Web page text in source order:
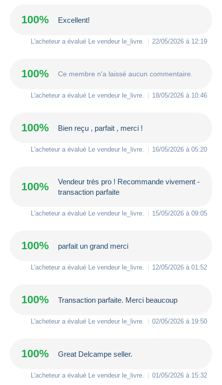
100% Excellent!
L'acheteur a évalué Le vendeur le_livre. 22/05/2026 à 12:19
100% Ce membre n'a laissé aucun commentaire.
L'acheteur a évalué Le vendeur le_livre. 18/05/2026 à 10:46
100% Bien reçu , parfait , merci !
L'acheteur a évalué Le vendeur le_livre. 16/05/2026 à 05:20
100%
Vendeur très pro ! Recommande vivement -
transaction parfaite
L'acheteur a évalué Le vendeur le_livre. 15/05/2026 à 09:05
100% parfait un grand merci
L'acheteur a évalué Le vendeur le_livre. 12/05/2026 à 01:52
100% Transaction parfaite. Merci beaucoup
L'acheteur a évalué Le vendeur le_livre. 02/05/2026 à 19:50
100% Great Delcampe seller.
L'acheteur a évalué Le vendeur le_livre. 01/05/2026 à 15:32